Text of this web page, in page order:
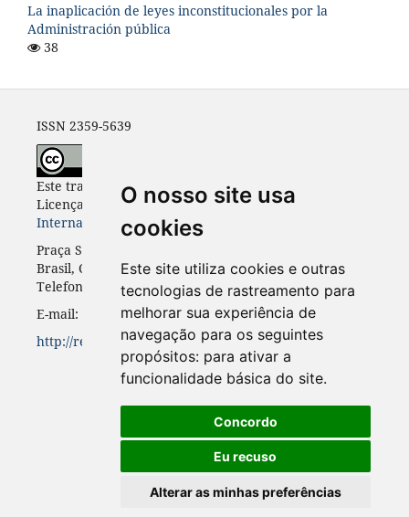
O nosso site usa
cookies
Este site utiliza cookies e outras
tecnologias de rastreamento para
melhorar sua experiência de
navegação para os seguintes
propósitos: para ativar a
funcionalidade básica do site.
Concordo
Eu recuso
Alterar as minhas preferências
La inaplicación de leyes inconstitucionales por la
Administración pública
38
ISSN 2359-5639
Este trabalho está licenciado com uma
Licença
Creative Commons - Atribuição 4.0
Internacional
.
Praça Santos Andrade, n. 50, 3º andar, Curitiba-PR,
Brasil, CEP 80.020-300
Telefone: +55 41 3352-0716
E-mail: rinc.ufpr@gmail.com
http://revistas.ufpr.br/rinc